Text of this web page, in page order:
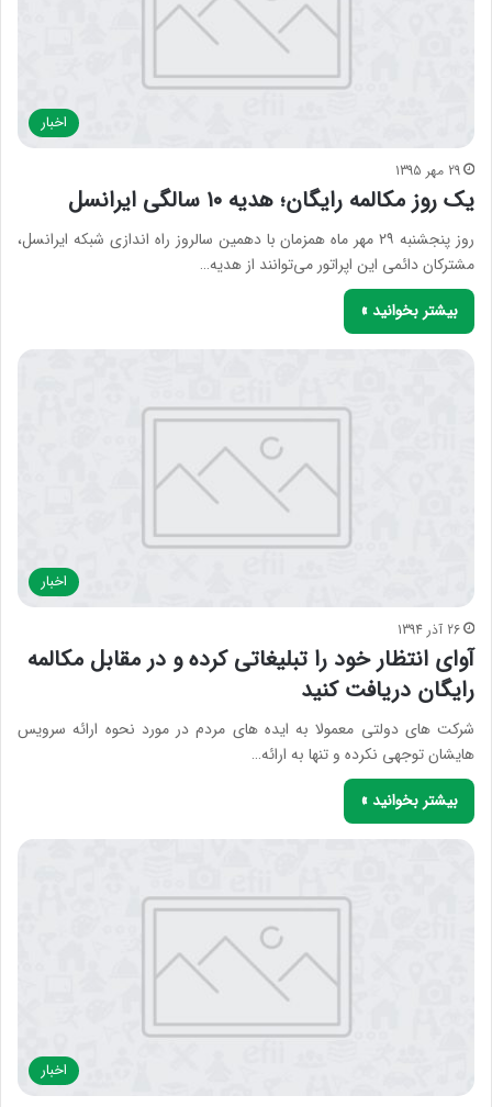
اخبار
29 مهر 1395
یک روز مکالمه رایگان؛ هدیه ۱۰ سالگی ایرانسل
روز پنجشنبه ۲۹ مهر ماه همزمان با دهمین سالروز راه‌ اندازی شبکه ایرانسل،
مشترکان دائمی این اپراتور می‌توانند از هدیه…
بیشتر بخوانید »
اخبار
26 آذر 1394
آوای انتظار خود را تبلیغاتی کرده و در مقابل مکالمه
رایگان دریافت کنید
شرکت های دولتی معمولا به ایده های مردم در مورد نحوه ارائه سرویس
هایشان توجهی نکرده و تنها به ارائه…
بیشتر بخوانید »
اخبار